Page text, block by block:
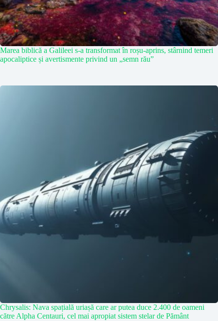
Marea biblică a Galileei s-a transformat în roșu-aprins, stârnind temeri
apocaliptice și avertismente privind un „semn rău”
Chrysalis: Nava spațială uriașă care ar putea duce 2.400 de oameni
către Alpha Centauri, cel mai apropiat sistem stelar de Pământ